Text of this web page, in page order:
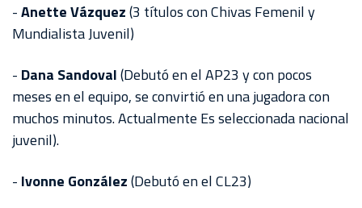
-Anette Vázquez(3 títulos con Chivas Femenil y
Mundialista Juvenil)
- Dana Sandoval(Debutó en el AP23 y con pocos
meses en el equipo, se convirtió en una jugadora con
muchos minutos. Actualmente Es seleccionada nacional
juvenil).
- Ivonne González(Debutó en el CL23)